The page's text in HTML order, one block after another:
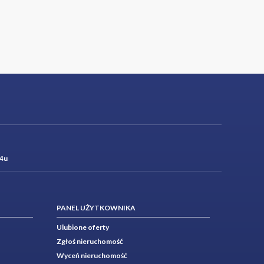
PANEL UŻYTKOWNIKA
Ulubione oferty
Zgłoś nieruchomość
Wyceń nieruchomość